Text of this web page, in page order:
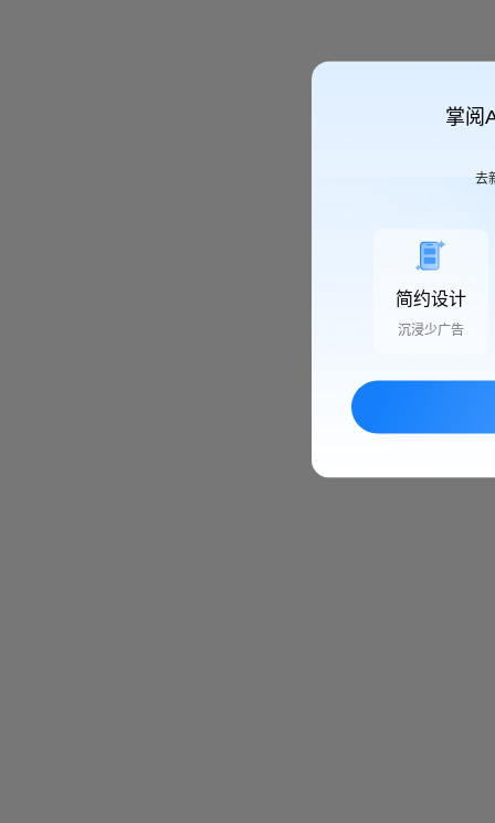
掌阅
去
简约设计
沉浸少广告